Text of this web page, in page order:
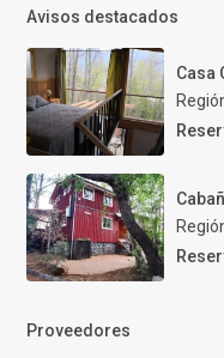
Avisos destacados
Casa
Proveedores